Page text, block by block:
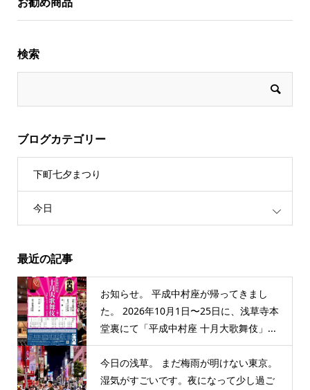
検索
ブログカテゴリー
下町七夕まつり
今日
最近の記事
お知らせ。 平成中村座が帰ってきまし
た。 2026年10月1日〜25日に、浅草寺本
堂裏にて「平成中村座 十月大歌舞伎」...
今日の浅草。 まだ梅雨が明けない東京。
湿気がすごいです。夜になって少し過ご